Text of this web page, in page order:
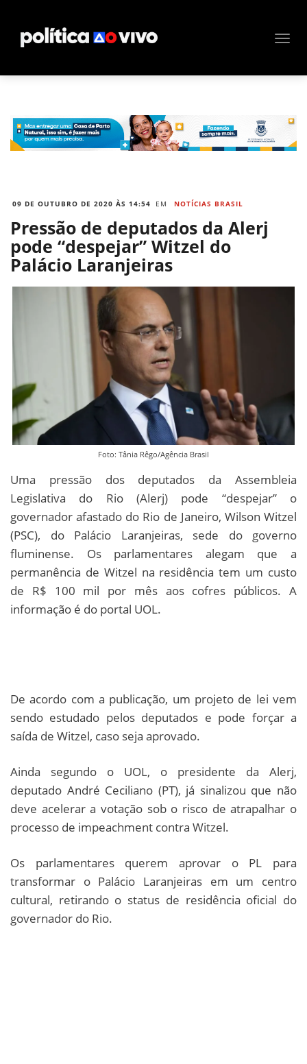
09 DE OUTUBRO DE 2020 ÀS 14:54 EM NOTÍCIAS BRASIL
Pressão de deputados da Alerj
pode “despejar” Witzel do
Palácio Laranjeiras
Foto: Tânia Rêgo/Agência Brasil
Uma pressão dos deputados da Assembleia
Legislativa do Rio (Alerj) pode “despejar” o
governador afastado do Rio de Janeiro, Wilson Witzel
(PSC), do Palácio Laranjeiras, sede do governo
fluminense. Os parlamentares alegam que a
permanência de Witzel na residência tem um custo
de R$ 100 mil por mês aos cofres públicos. A
informação é do portal UOL.
De acordo com a publicação, um projeto de lei vem
sendo estudado pelos deputados e pode forçar a
saída de Witzel, caso seja aprovado.
Ainda segundo o UOL, o presidente da Alerj,
deputado André Ceciliano (PT), já sinalizou que não
deve acelerar a votação sob o risco de atrapalhar o
processo de impeachment contra Witzel.
Os parlamentares querem aprovar o PL para
transformar o Palácio Laranjeiras em um centro
cultural, retirando o status de residência oficial do
governador do Rio.